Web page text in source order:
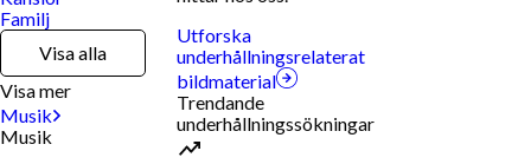
Familj
Visa alla
Visa mer
Musik
Musik
Utforska
underhållningsrelaterat
bildmaterial
Trendande
underhållningssökningar